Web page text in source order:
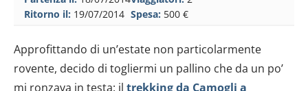
Ritorno il: 19/07/2014 Spesa: 500 €
Approfittando di un’estate non particolarmente
rovente, decido di togliermi un pallino che da un po’
mi ronzava in testa: il trekking da Camogli a